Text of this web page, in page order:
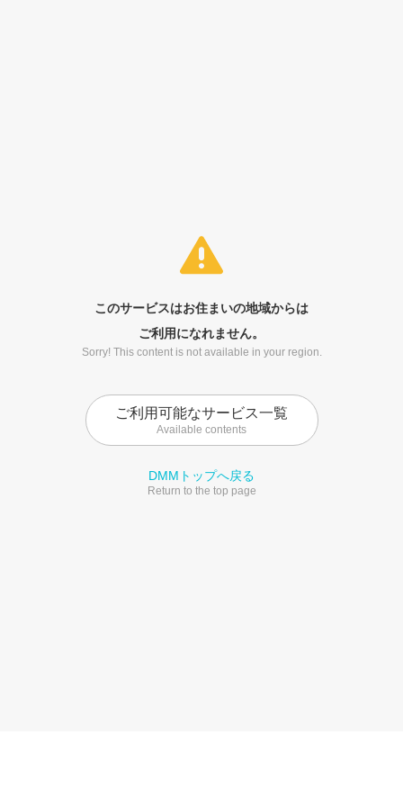
このサービスはお住まいの地域からは
ご利用になれません。
Sorry! This content is not available in your region.
ご利用可能なサービス一覧
Available contents
DMMトップへ戻る
Return to the top page